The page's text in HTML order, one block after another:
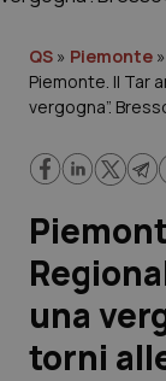
Governo e
Regioni e Asl
Lavoro e
Scienza e
Studi e
QS » Piemonte »
Piemonte. Il Tar
vergogna”.
una
torni